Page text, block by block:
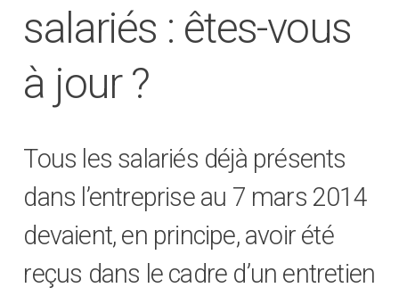
salariés : êtes-vous
à jour ?
Tous les salariés déjà présents
dans l’entreprise au 7 mars 2014
devaient, en principe, avoir été
reçus dans le cadre d’un entretien